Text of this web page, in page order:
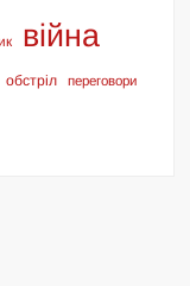
війна
обстріл переговори